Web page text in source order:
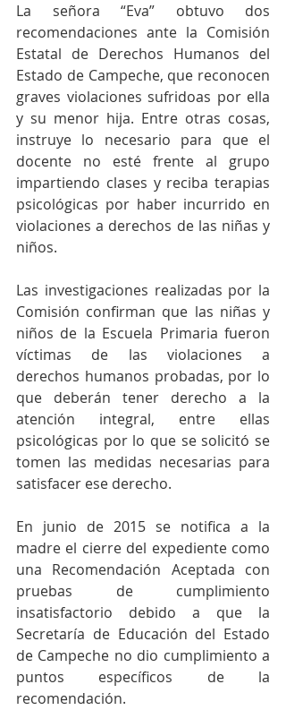
La señora “Eva” obtuvo dos
recomendaciones ante la Comisión
Estatal de Derechos Humanos del
Estado de Campeche, que reconocen
graves violaciones sufridoas por ella
y su menor hija. Entre otras cosas,
instruye lo necesario para que el
docente no esté frente al grupo
impartiendo clases y reciba terapias
psicológicas por haber incurrido en
violaciones a derechos de las niñas y
niños.
Las investigaciones realizadas por la
Comisión confirman que las niñas y
niños de la Escuela Primaria fueron
víctimas de las violaciones a
derechos humanos probadas, por lo
que deberán tener derecho a la
atención integral, entre ellas
psicológicas por lo que se solicitó se
tomen las medidas necesarias para
satisfacer ese derecho.
En junio de 2015 se notifica a la
madre el cierre del expediente como
una Recomendación Aceptada con
pruebas de cumplimiento
insatisfactorio debido a que la
Secretaría de Educación del Estado
de Campeche no dio cumplimiento a
puntos específicos de la
recomendación.